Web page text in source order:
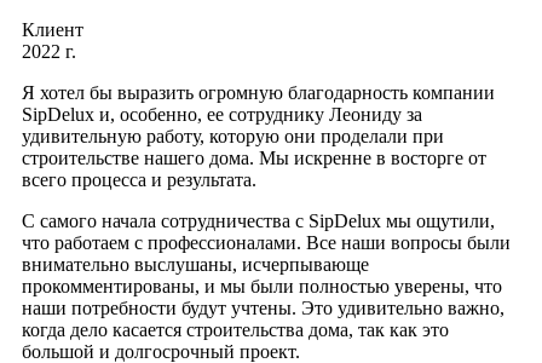
Клиент
2022 г.
Я хотел бы выразить огромную благодарность компании
SipDelux и, особенно, ее сотруднику Леониду за
удивительную работу, которую они проделали при
строительстве нашего дома. Мы искренне в восторге от
всего процесса и результата.
С самого начала сотрудничества с SipDelux мы ощутили,
что работаем с профессионалами. Все наши вопросы были
внимательно выслушаны, исчерпывающе
прокомментированы, и мы были полностью уверены, что
наши потребности будут учтены. Это удивительно важно,
когда дело касается строительства дома, так как это
большой и долгосрочный проект.